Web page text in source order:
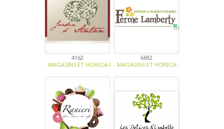
4162
- MAGASINS ET HORECA-FRUITS-LÉGUMES-VOLAILLE - OEUFS-
6692
- MAGASINS ET HORECA-SPÉCIAL FÊTES-